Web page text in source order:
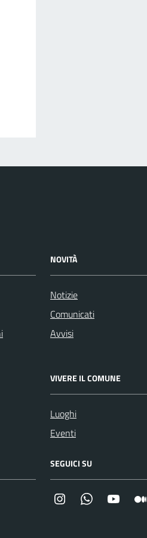
NOVITÀ
Notizie
Comunicati
Avvisi
VIVERE IL COMUNE
Luoghi
Eventi
SEGUICI SU
InstagramWhatsappYouTube